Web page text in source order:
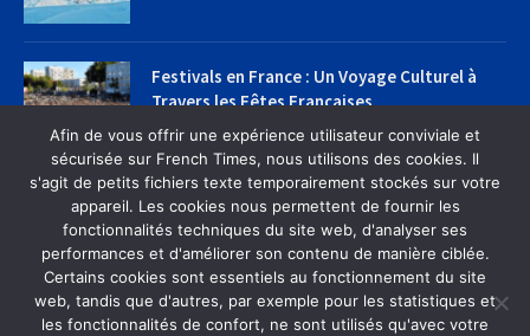
Festivals en France : Un Voyage Culturel à
Travers les Fêtes Françaises
SEPTEMBER 22, 2024
MAISON À PROPOS DE NOUS
CONTACTEZ-NOUS
Afin de vous offrir une expérience utilisateur conviviale et
sécurisée sur French Times, nous utilisons des cookies. Il
s'agit de petits fichiers texte temporairement stockés sur votre
appareil. Les cookies nous permettent de fournir les
fonctionnalités techniques du site web, d'analyser ses
performances et d'améliorer son contenu de manière ciblée.
Certains cookies sont essentiels au fonctionnement du site
web, tandis que d'autres, par exemple pour les statistiques et
les fonctionnalités de confort, ne sont utilisés qu'avec votre